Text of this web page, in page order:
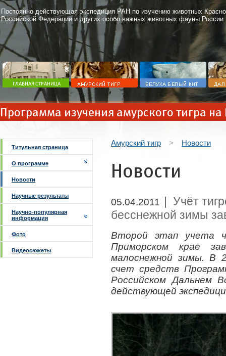
Постоянно действующая экспедиция РАН по изучению животных
Российской Федерации и других особо важных животных фауны России
Программа изучения амурского тигра
Титульная страница
О программе
Новости
Научные результаты
Научно-популярная
информация
Фото
Видеосюжеты
Амурский тигр > Новости
Новости
05.04.2011 | Учёт
бесснежной зимы
Второй этап учета
Приморском крае
малоснежной зимы. В
счет средств
Российском Дальнем
действующей